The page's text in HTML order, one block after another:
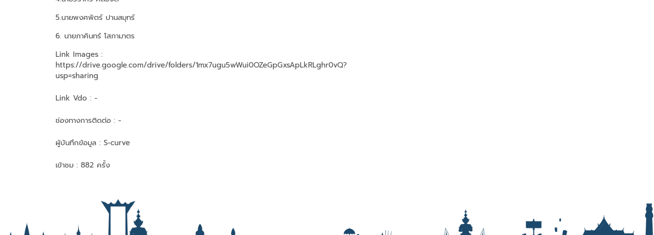
5.นายพงศพัตร์ ปานสมุทร์
6. นายภาคินทร์ โสภามาตร
Link Images :
https://drive.google.com/drive/folders/1mx7ugu5wWui0OZeGpGxsApLkRLghr0vQ?
usp=sharing
Link Vdo : -
ช่องทางการติดต่อ : -
ผู้บันทึกข้อมูล : S-curve
เข้าชม : 882 ครั้ง